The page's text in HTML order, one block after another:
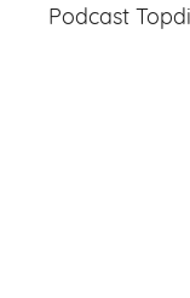
Podcast